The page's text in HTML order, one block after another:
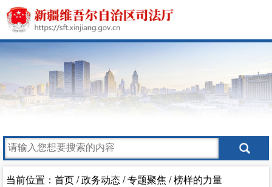
当前位置： 首页/政务动态/专题聚焦 /榜样的力量